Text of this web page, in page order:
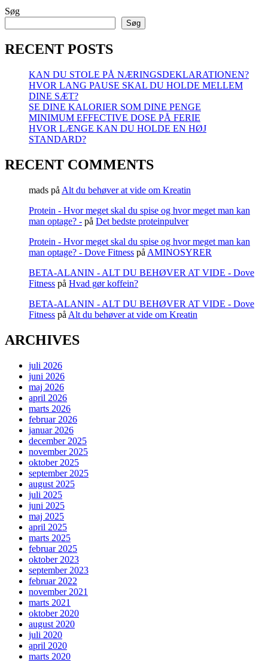
Søg
Søg
RECENT POSTS
KAN DU STOLE PÅ NÆRINGSDEKLARATIONEN?
HVOR LANG PAUSE SKAL DU HOLDE MELLEM
DINE SÆT?
SE DINE KALORIER SOM DINE PENGE
MINIMUM EFFECTIVE DOSE PÅ FERIE
HVOR LÆNGE KAN DU HOLDE EN HØJ
STANDARD?
RECENT COMMENTS
mads på Alt du behøver at vide om Kreatin
Protein - Hvor meget skal du spise og hvor meget man kan
man optage? - på Det bedste proteinpulver
Protein - Hvor meget skal du spise og hvor meget man kan
man optage? - Dove Fitness på AMINOSYRER
BETA-ALANIN - ALT DU BEHØVER AT VIDE - Dove
Fitness på Hvad gør koffein?
BETA-ALANIN - ALT DU BEHØVER AT VIDE - Dove
Fitness på Alt du behøver at vide om Kreatin
ARCHIVES
juli 2026
juni 2026
maj 2026
april 2026
marts 2026
februar 2026
januar 2026
december 2025
november 2025
oktober 2025
september 2025
august 2025
juli 2025
juni 2025
maj 2025
april 2025
marts 2025
februar 2025
oktober 2023
september 2023
februar 2022
november 2021
marts 2021
oktober 2020
august 2020
juli 2020
april 2020
marts 2020